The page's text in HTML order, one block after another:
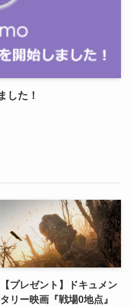
した！
【プレゼント】ドキュメン
タリー映画『戦場0地点』